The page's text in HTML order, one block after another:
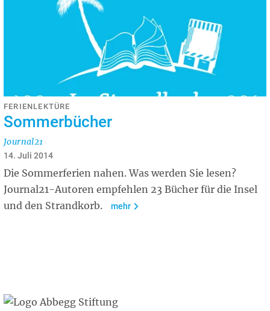
FERIENLEKTÜRE
Sommerbücher
Journal21
14. Juli 2014
Die Sommerferien nahen. Was werden Sie lesen?
Journal21-Autoren empfehlen 23 Bücher für die Insel
und den Strandkorb.
mehr